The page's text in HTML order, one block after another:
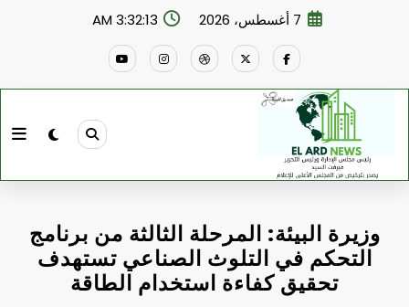
7 أغسطس، 2026 3:32:14 AM
وزيرة البيئة: المرحلة الثالثة من برنامج
التحكم في التلوث الصناعي تستهدف
تحقيق كفاءة استخدام الطاقة